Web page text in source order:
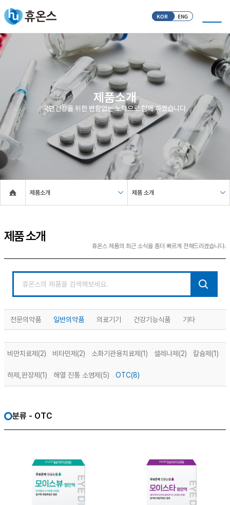
KOR ENG
제품소개
국민건강을 위한 변함없는 노력으로 함께 하겠습니다.
제품소개 제품 소개
제품 소개
휴온스 제품의 최근 소식을 좀더 빠르게 전해드리겠습니다.
전문의약품 일반의약품 의료기기 건강기능식품 기타
비만치료제 (2) 비타민제 (2) 소화기관용치료제 (1) 셀레나제 (2) 칼슘제 (1)
하제,완장제 (1) 해열 진통 소염제 (5) OTC(8)
분류 - OTC